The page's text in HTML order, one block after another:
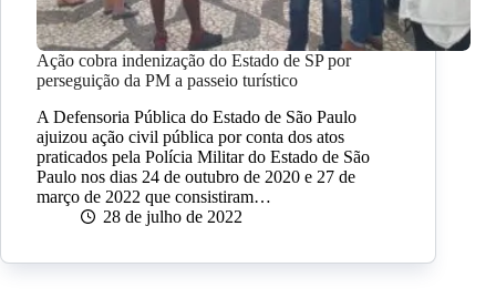
Ação cobra indenização do Estado de SP por
perseguição da PM a passeio turístico
A Defensoria Pública do Estado de São Paulo
ajuizou ação civil pública por conta dos atos
praticados pela Polícia Militar do Estado de São
Paulo nos dias 24 de outubro de 2020 e 27 de
março de 2022 que consistiram…
28 de julho de 2022